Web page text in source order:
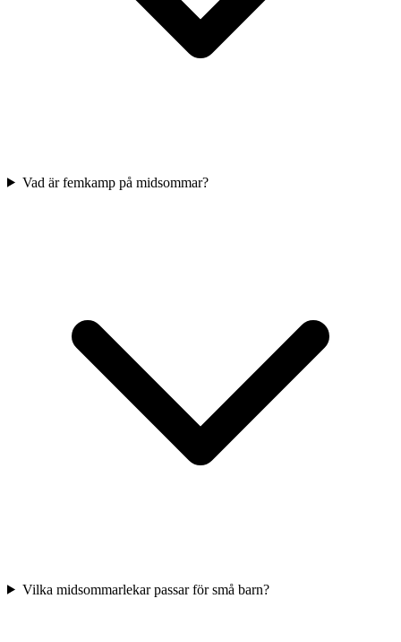
Vad är femkamp på midsommar?
Vilka midsommarlekar passar för små barn?